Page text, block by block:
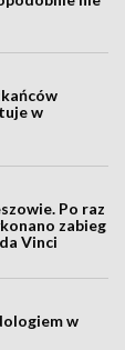
w
Po raz
zabieg
Vinci
w